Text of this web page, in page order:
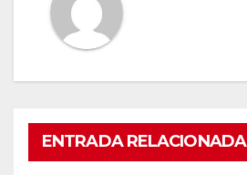
ENTRADA RELACIONADA